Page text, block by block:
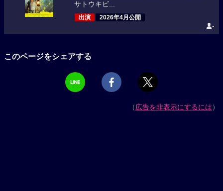
サトウキビ...
出演 2026年4月公開
-
このページをシェアする
（広告を非表示にするには）